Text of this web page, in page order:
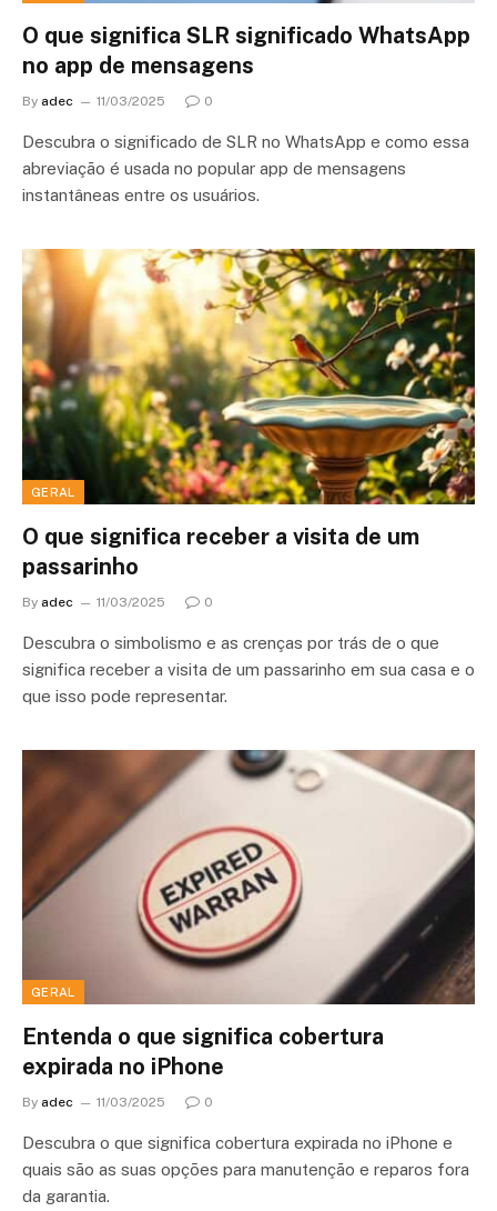
O que significa SLR significado WhatsApp
no app de mensagens
By adec 11/03/2025 0
Descubra o significado de SLR no WhatsApp e como essa
abreviação é usada no popular app de mensagens
instantâneas entre os usuários.
GERAL
O que significa receber a visita de um
passarinho
By adec 11/03/2025 0
Descubra o simbolismo e as crenças por trás de o que
significa receber a visita de um passarinho em sua casa e o
que isso pode representar.
GERAL
Entenda o que significa cobertura
expirada no iPhone
By adec 11/03/2025 0
Descubra o que significa cobertura expirada no iPhone e
quais são as suas opções para manutenção e reparos fora
da garantia.